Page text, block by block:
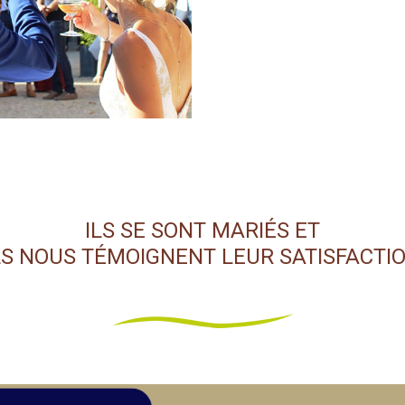
ILS SE SONT MARIÉS ET
NOUS TÉMOIGNENT LEUR